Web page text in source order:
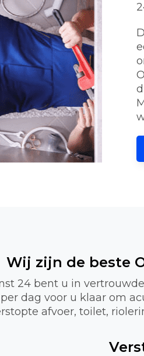
Wij zijn de beste
24 bent u in
dag voor u klaar om
afvoer, toilet,